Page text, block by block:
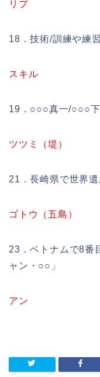
リプ
18．技術/訓練や練
スキル
19．○○○真一/○○○
ツツミ（堤）
21．長崎県で世界
ゴトウ（五島）
23．ベトナムで8番
ャン・○○」
アン